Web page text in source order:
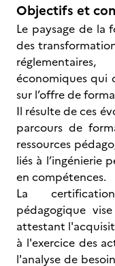
Objectifs et
Le paysage de la
des
économiques qui
sur l’offre de
Il résulte de ces
parcours de
ressources
liés à l’ingénierie
en compétences.
La
pédagogique
attestant
à l'exercice des
l'analyse de